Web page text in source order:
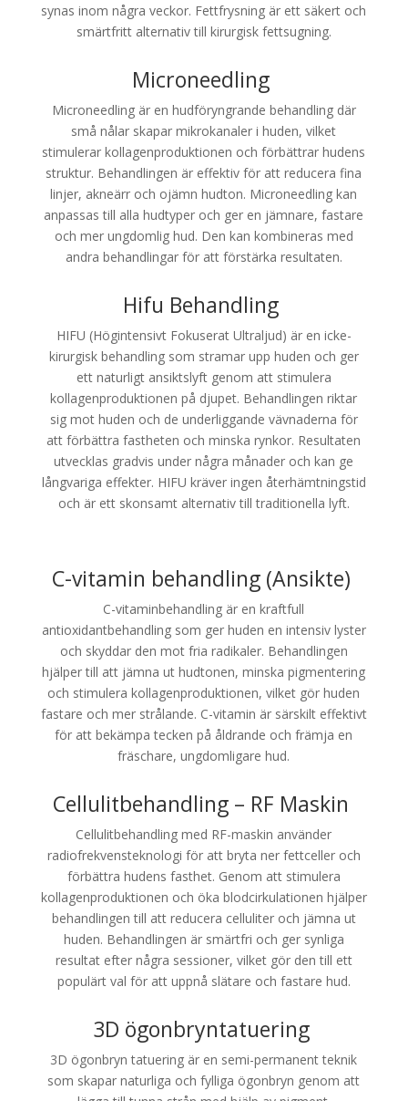
synas inom några veckor. Fettfrysning är ett säkert och
smärtfritt alternativ till kirurgisk fettsugning.
Microneedling
Microneedling är en hudföryngrande behandling där
små nålar skapar mikrokanaler i huden, vilket
stimulerar kollagenproduktionen och förbättrar hudens
struktur. Behandlingen är effektiv för att reducera fina
linjer, akneärr och ojämn hudton. Microneedling kan
anpassas till alla hudtyper och ger en jämnare, fastare
och mer ungdomlig hud. Den kan kombineras med
andra behandlingar för att förstärka resultaten.
Hifu Behandling
HIFU (Högintensivt Fokuserat Ultraljud) är en icke-
kirurgisk behandling som stramar upp huden och ger
ett naturligt ansiktslyft genom att stimulera
kollagenproduktionen på djupet. Behandlingen riktar
sig mot huden och de underliggande vävnaderna för
att förbättra fastheten och minska rynkor. Resultaten
utvecklas gradvis under några månader och kan ge
långvariga effekter. HIFU kräver ingen återhämtningstid
och är ett skonsamt alternativ till traditionella lyft.
C-vitamin behandling (Ansikte)
C-vitaminbehandling är en kraftfull
antioxidantbehandling som ger huden en intensiv lyster
och skyddar den mot fria radikaler. Behandlingen
hjälper till att jämna ut hudtonen, minska pigmentering
och stimulera kollagenproduktionen, vilket gör huden
fastare och mer strålande. C-vitamin är särskilt effektivt
för att bekämpa tecken på åldrande och främja en
fräschare, ungdomligare hud.
Cellulitbehandling – RF Maskin
Cellulitbehandling med RF-maskin använder
radiofrekvensteknologi för att bryta ner fettceller och
förbättra hudens fasthet. Genom att stimulera
kollagenproduktionen och öka blodcirkulationen hjälper
behandlingen till att reducera celluliter och jämna ut
huden. Behandlingen är smärtfri och ger synliga
resultat efter några sessioner, vilket gör den till ett
populärt val för att uppnå slätare och fastare hud.
3D ögonbryntatuering
3D ögonbryn tatuering är en semi-permanent teknik
som skapar naturliga och fylliga ögonbryn genom att